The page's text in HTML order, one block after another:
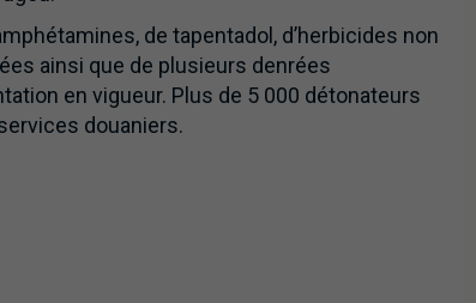
de tapentadol, d’herbicides non
ainsi que de plusieurs denrées
en vigueur. Plus de 5 000 détonateurs
douaniers.